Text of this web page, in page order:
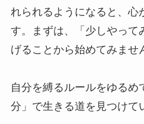
れられるようになると、心
す。まずは、「少しやって
げることから始めてみませ
自分を縛るルールをゆるめ
分」で生きる道を見つけて